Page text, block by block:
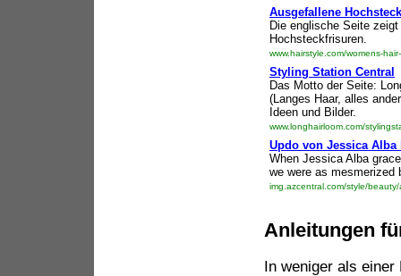
Ausgefallene
Die englische Seite
Hochsteckfrisuren.
www.hairstyle.com/womens-
Styling Station Central
Das Motto der Seite:
(Langes Haar, alles
Ideen und Bilder.
www.longhairloom.com/
Updo von Jessica
When Jessica Alba
we were as mesmerized
img.azcentral.com/style/
Anleitungen
In weniger als